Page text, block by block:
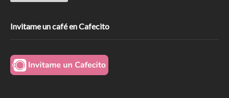
Invitame un café en Cafecito